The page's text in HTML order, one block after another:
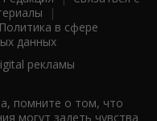
|
Политика в сфере
данных
рекламы
помните о том, что
могут задеть чувства